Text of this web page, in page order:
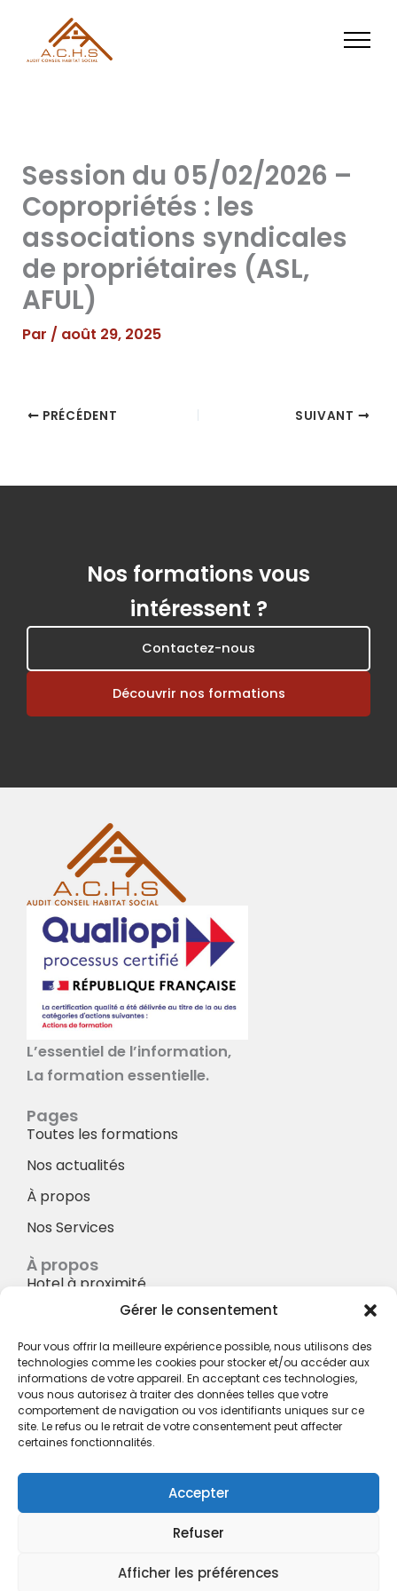
Gérer le consentement
Pour vous offrir la meilleure expérience possible, nous utilisons des
technologies comme les cookies pour stocker et/ou accéder aux
informations de votre appareil. En acceptant ces technologies,
vous nous autorisez à traiter des données telles que votre
comportement de navigation ou vos identifiants uniques sur ce
site. Le refus ou le retrait de votre consentement peut affecter
certaines fonctionnalités.
Accepter
Refuser
Afficher les préférences
contenu
Session du 05/02/2026 –
Copropriétés : les
associations syndicales
de propriétaires (ASL,
AFUL)
Par / août 29, 2025
PRÉCÉDENT SUIVANT
Nos formations vous
intéressent ?
Contactez-nous
Découvrir nos formations
L’essentiel de l’information,
La formation essentielle.
Pages
Toutes les formations
Nos actualités
À propos
Nos Services
À propos
Hotel à proximité
Politique de confidentialité
CGV
Règlement intérieur
Mentions légales
Contact
01.42.29.57.50
cboukris@habitat-social.com
www.habitat-social.com